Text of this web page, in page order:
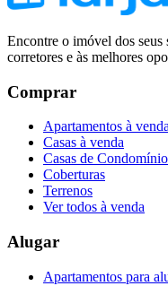
Encontre o imóvel dos seus
corretores e às melhores
Comprar
Apartamentos à
Casas à venda
Casas de Condomínio
Coberturas
Terrenos
Ver todos à venda
Alugar
Apartamentos para